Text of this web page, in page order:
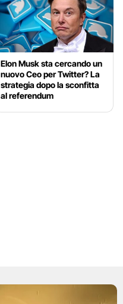
Elon Musk sta cercando un
nuovo Ceo per Twitter? La
strategia dopo la sconfitta
al referendum